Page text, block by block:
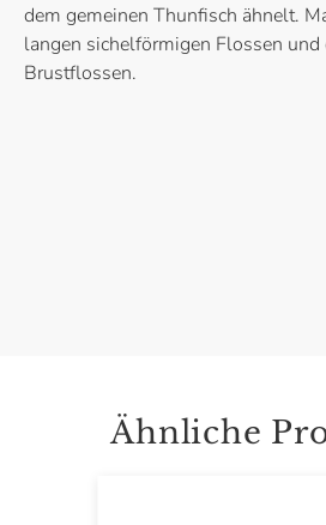
dem gemeinen Thunfisch ähnelt.
langen sichelförmigen Flossen und
Brustflossen.
Ähnliche